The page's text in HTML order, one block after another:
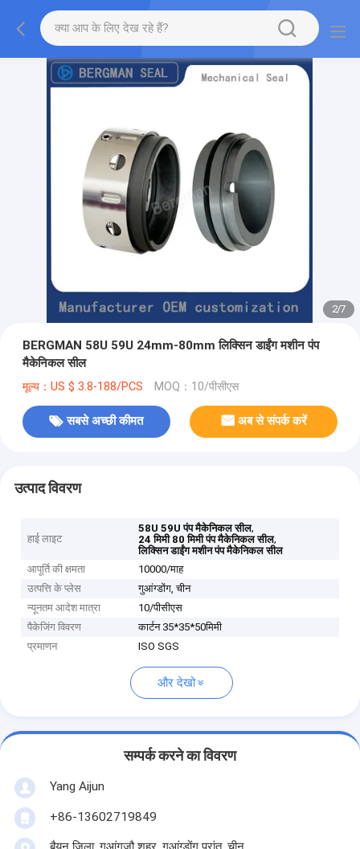
2/7
BERGMAN 58U 59U 24mm-80mm लिक्सिन डाईंग मशीन पंप
मैकेनिकल सील
मूल्य：US $ 3.8-188/PCS MOQ：10/पीसीएस
सबसे अच्छी कीमत अब से संपर्क करें
उत्पाद विवरण
हाई लाइट
58U 59U पंप मैकेनिकल सील,
24 मिमी 80 मिमी पंप मैकेनिकल सील,
लिक्सिन डाईंग मशीन पंप मैकेनिकल सील
आपूर्ति की क्षमता
10000/माह
उत्पत्ति के प्लेस
गुआंग्डोंग, चीन
न्यूनतम आदेश मात्रा
10/पीसीएस
पैकेजिंग विवरण
कार्टन 35*35*50मिमी
प्रमाणन
ISO SGS
और देखो
सम्पर्क करने का विवरण
Yang Aijun
+86-13602719849